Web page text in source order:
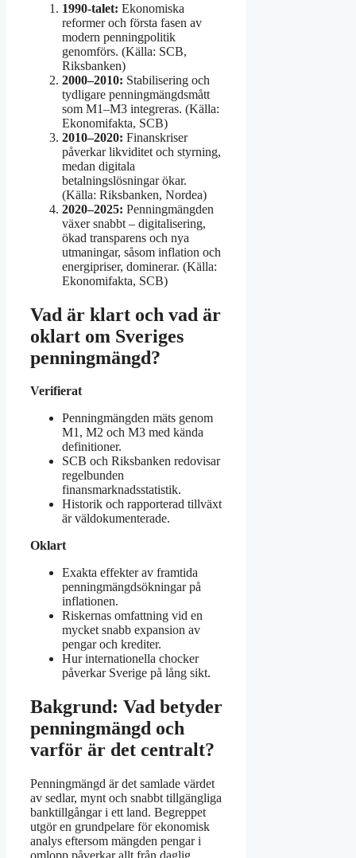
1990-talet: Ekonomiska
reformer och första fasen av
modern penningpolitik
genomförs. (Källa: SCB,
Riksbanken)
2000–2010: Stabilisering och
tydligare penningmängdsmått
som M1–M3 integreras. (Källa:
Ekonomifakta, SCB)
2010–2020: Finanskriser
påverkar likviditet och styrning,
medan digitala
betalningslösningar ökar.
(Källa: Riksbanken, Nordea)
2020–2025: Penningmängden
växer snabbt – digitalisering,
ökad transparens och nya
utmaningar, såsom inflation och
energipriser, dominerar. (Källa:
Ekonomifakta, SCB)
Vad är klart och vad är
oklart om Sveriges
penningmängd?
Verifierat
Penningmängden mäts genom
M1, M2 och M3 med kända
definitioner.
SCB och Riksbanken redovisar
regelbunden
finansmarknadsstatistik.
Historik och rapporterad tillväxt
är väldokumenterade.
Oklart
Exakta effekter av framtida
penningmängdsökningar på
inflationen.
Riskernas omfattning vid en
mycket snabb expansion av
pengar och krediter.
Hur internationella chocker
påverkar Sverige på lång sikt.
Bakgrund: Vad betyder
penningmängd och
varför är det centralt?
Penningmängd är det samlade värdet
av sedlar, mynt och snabbt tillgängliga
banktillgångar i ett land. Begreppet
utgör en grundpelare för ekonomisk
analys eftersom mängden pengar i